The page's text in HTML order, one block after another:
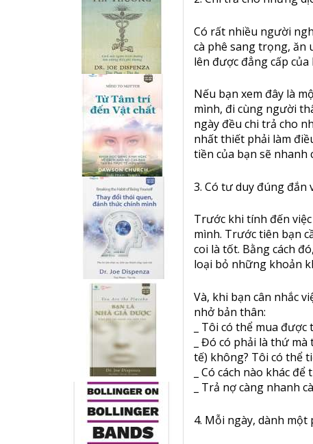
Có rất nhiều người
cà phê sang trọng, ăn
lên được đẳng cấp của
Nếu bạn xem đây là
mình, đi cùng người
ngày đều chi trả cho
nhất thiết phải làm
tiền của bạn sẽ nhanh
3. Có tư duy đúng đắn
Trước khi tính đến
mình. Trước tiên bạn
coi là tốt. Bằng cách
loại bỏ những khoản
Và, khi bạn cân nhắc
nhở bản thân:
_ Tôi có thể mua
_ Đó có phải là thứ
tế) không? Tôi có thể
_ Có cách nào khác
_ Trả nợ càng nhanh
4. Mỗi ngày, dành